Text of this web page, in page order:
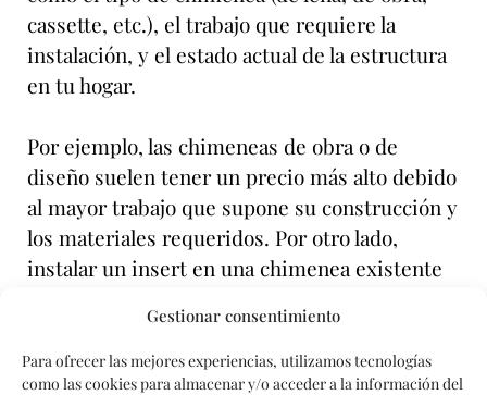
Gestionar consentimiento
Para ofrecer las mejores experiencias, utilizamos tecnologías
como las cookies para almacenar y/o acceder a la información del
cassette, etc.), el trabajo que requiere la
instalación, y el estado actual de la estructura
en tu hogar.
Por ejemplo, las chimeneas de obra o de
diseño suelen tener un precio más alto debido
al mayor trabajo que supone su construcción y
los materiales requeridos. Por otro lado,
instalar un insert en una chimenea existente
nosotros y obtén tu presupuesto
personalizado.